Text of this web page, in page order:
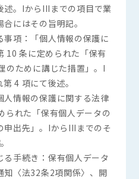
述。IからIIIまでの項目で業
にはその旨明記。
項：「個人情報の保護に
10 条に定められた「保有
のために講じた措置」。I
4 項にて後述。
人情報の保護に関する法律
られた「保有個人データの
申出先」。IからIIIまでのそ
手続き：保有個人データ
知〈法32条2項関係〉、開